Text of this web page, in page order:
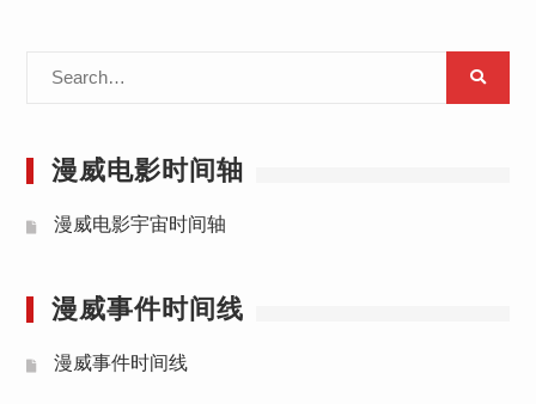
漫威电影时间轴
漫威电影宇宙时间轴
漫威事件时间线
漫威事件时间线